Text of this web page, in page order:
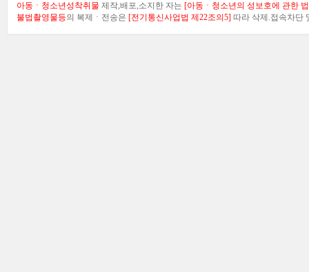
아동ㆍ청소년성착취물 제작,배포,소지한 자는 [아동ㆍ청소년의 성보호에 관한
불법촬영물등의 복제ㆍ전송은 [전기통신사업법 제22조의5] 따라 삭제.접속차단